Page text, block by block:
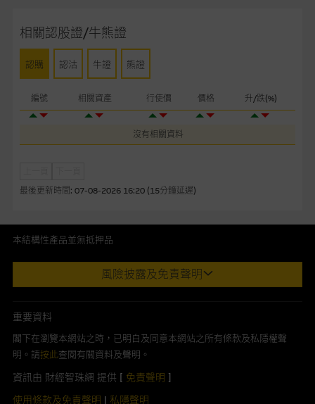
相關認股證/牛熊證
認購 認沽 牛證 熊證
編號 相關資產 行使價 價格 升/跌(%)
沒有相關資料
最後更新時間: 07-08-2026 16:20 (15分鐘延遲)
備有強制贖回機制可能被提早終止，届時(i) N類牛熊證投資者會
損失全部投資；而(ii)R類牛熊證之剩餘價值則可能為零。
本網站或載有連接非由麥格理集團管理的網站的連結。此等連結
理集團對此等網站的內容及所介紹的產品或服務，均無任何操控
接的第三者查詢。此外，載有第三者網站的連結，不應視為該第
本網站雖連接第三者管理的網站，但麥格理集團並非授權網站瀏
部分可經本網站連結下載的軟件程式屬於第三者的產品。閣下使
用此等屬於第三者的軟件，須自負全責。此等軟件的使用，可能
受軟件持有人訂出的使用條款約束。
本結構性產品並無抵押品
此內容來自我們在所示日期時認為可靠之來源，且均以真誠提供。然
而，Macquarie Capital Limited (CE No. AAC 534)(「 MCL 」)不作陳
亦不為資料的準確程度、完整性及合時性負上責任。
本網址由香港證券及期貨事務監察委員會註冊交易商MCL提供。MCL為
本文所提及上市股份有關的Macquarie Bank Limited (ABN 46 008
及/或流通量提供者。本網站內容僅為香港居民設計，並只供香港市民使
用，不適用於美國人或其他國家之居民。本網址提供之任何資料包括任
風險披露及免責聲明
重要資料
閣下在瀏覽本網站之時，已明白及同意本網站之所有條款及私隱權聲
明。請按此查閱有關資料及聲明。
資訊由 財經智珠網 提供 [ 免責聲明 ]
使用條款及免責聲明 | 私隱聲明